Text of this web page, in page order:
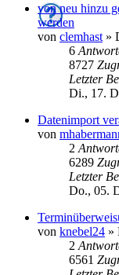
von neu hinzu
werden
von clemhast »
6
8727
Letzter
Di., 17.
Datenimport
von
2
6289
Letzter
Do., 05.
von knebel24 »
2
6561